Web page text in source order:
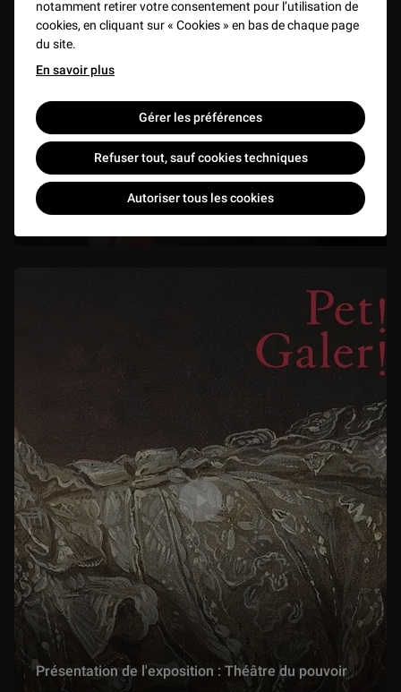
notamment retirer votre consentement pour l’utilisation de
cookies, en cliquant sur « Cookies » en bas de chaque page
du site.
En savoir plus
Gérer les préférences
Refuser tout, sauf cookies techniques
Autoriser tous les cookies
"Les Choses du sida" par Thibault Boulvain
VIDEO 50 min
Présentation de l'exposition : Théâtre du pouvoir